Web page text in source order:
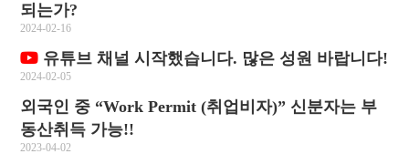
되는가?
2024-02-16
유튜브 채널 시작했습니다. 많은 성원 바랍니다!
2024-02-05
외국인 중 “Work Permit (취업비자)” 신분자는 부
동산취득 가능!!
2023-04-02